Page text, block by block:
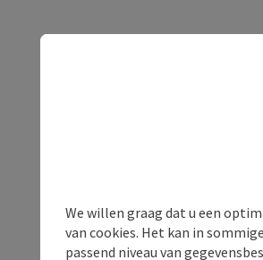
We willen graag dat u een
van cookies. Het kan in
passend niveau van